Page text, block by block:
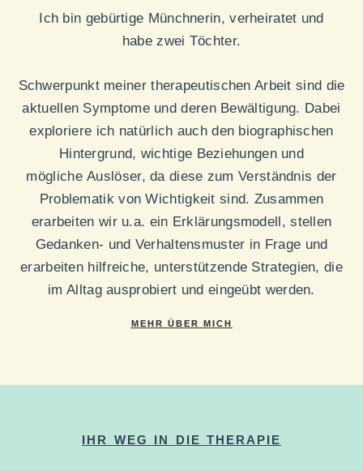
Ich bin gebürtige Münchnerin, verheiratet und
habe zwei Töchter.
Schwerpunkt meiner therapeutischen Arbeit sind die
aktuellen Symptome und deren Bewältigung. Dabei
exploriere ich natürlich auch den biographischen
Hintergrund, wichtige Beziehungen und
mögliche Auslöser, da diese zum Verständnis der
Problematik von Wichtigkeit sind. Zusammen
erarbeiten wir u.a. ein Erklärungsmodell, stellen
Gedanken- und Verhaltensmuster in Frage und
erarbeiten hilfreiche, unterstützende Strategien, die
im Alltag ausprobiert und eingeübt werden.
MEHR ÜBER MICH
IHR WEG IN DIE THERAPIE